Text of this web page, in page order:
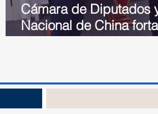
Cámara de Diputados
Nacional de China
de cooperación